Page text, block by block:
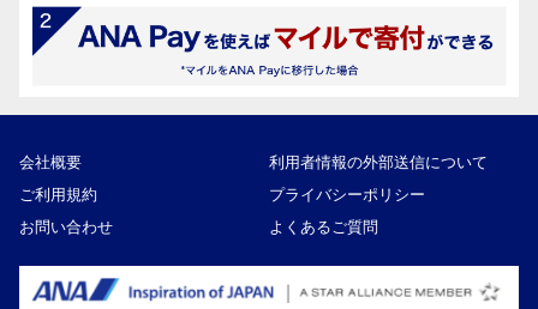
会社概要
利用者情報の外部送信について
ご利用規約
プライバシーポリシー
お問い合わせ
よくあるご質問